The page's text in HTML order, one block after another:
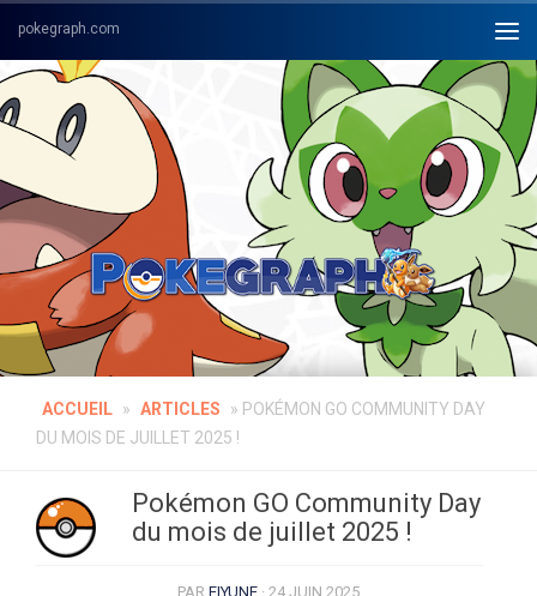
Skip to content
ACCUEIL » ARTICLES » POKÉMON GO COMMUNITY DAY
DU MOIS DE JUILLET 2025 !
Pokémon GO Community Day
du mois de juillet 2025 !
PAR EIYUNE · 24 JUIN 2025